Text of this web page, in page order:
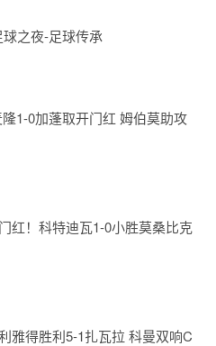
之夜-足球传承
1-0加蓬取开门红 姆伯莫助攻
红！科特迪瓦1-0小胜莫桑比克
雅得胜利5-1扎瓦拉 科曼双响C